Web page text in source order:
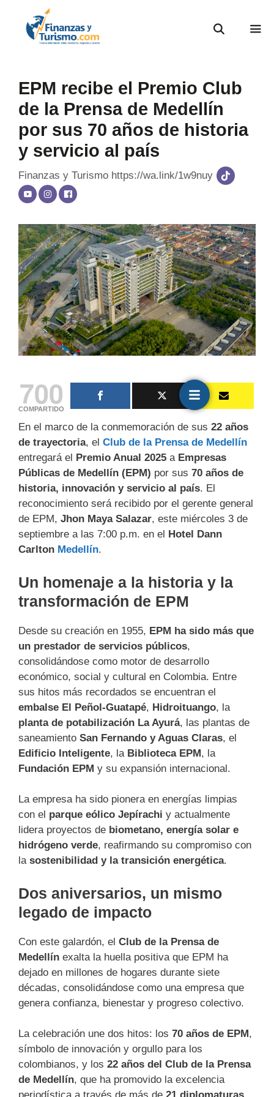
EPM recibe el Premio Club
de la Prensa de Medellín
por sus 70 años de historia
y servicio al país
Finanzas y Turismo https://wa.link/1w9nuy
700
COMPARTIDO
En el marco de la conmemoración de sus 22 años
de trayectoria, el Club de la Prensa de Medellín
entregará el
Premio Anual 2025 a Empresas
Públicas de Medellín (EPM) por sus 70 años de
historia, innovación y servicio al país. El
reconocimiento será recibido por el gerente general
de EPM, Jhon Maya Salazar, este miércoles 3 de
septiembre a las 7:00 p.m. en el
Hotel Dann
Carlton Medellín.
Un homenaje a la historia y la
transformación de EPM
Desde su creación en 1955, EPM ha sido más que
un prestador de servicios públicos,
consolidándose como motor de desarrollo
económico, social y cultural en Colombia. Entre
sus hitos más recordados se encuentran el
embalse El Peñol-Guatapé, Hidroituango, la
planta de potabilización La Ayurá, las plantas de
saneamiento San Fernando y Aguas Claras, el
Edificio Inteligente, la Biblioteca EPM, la
Fundación EPM y su expansión internacional.
La empresa ha sido pionera en energías limpias
con el parque eólico Jepírachi y actualmente
lidera proyectos de biometano, energía solar e
hidrógeno verde, reafirmando su compromiso con
la sostenibilidad y la transición energética.
Dos aniversarios, un mismo
legado de impacto
Con este galardón, el Club de la Prensa de
Medellín exalta la huella positiva que EPM ha
dejado en millones de hogares durante siete
décadas, consolidándose como una empresa que
genera confianza, bienestar y progreso colectivo.
La celebración une dos hitos: los 70 años de EPM ,
símbolo de innovación y orgullo para los
colombianos, y los 22 años del Club de la Prensa
de Medellín, que ha promovido la excelencia